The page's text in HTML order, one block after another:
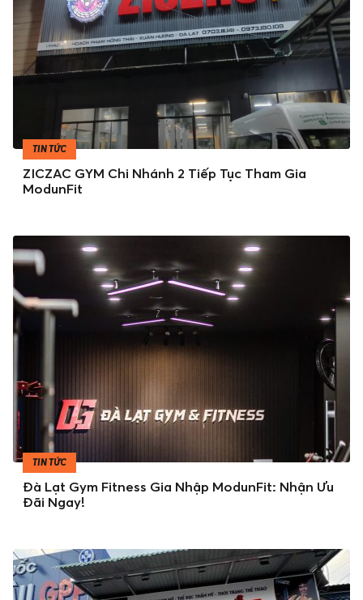
TIN TỨC
ZICZAC GYM Chi Nhánh 2 Tiếp Tục Tham Gia
ModunFit
TIN TỨC
Đà Lạt Gym Fitness Gia Nhập ModunFit: Nhận Ưu
Đãi Ngay!